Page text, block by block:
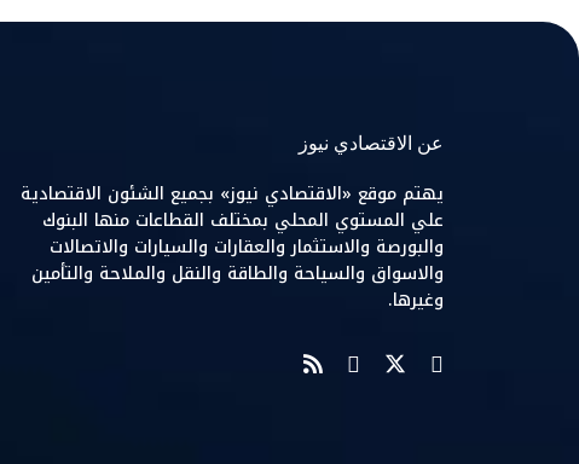
عن الاقتصادي نيوز
يهتم موقع «الاقتصادي نيوز» بجميع الشئون الاقتصادية
علي المستوي المحلي بمختلف القطاعات منها البنوك
والبورصة والاستثمار والعقارات والسيارات والاتصالات
والاسواق والسياحة والطاقة والنقل والملاحة والتأمين
وغيرها.